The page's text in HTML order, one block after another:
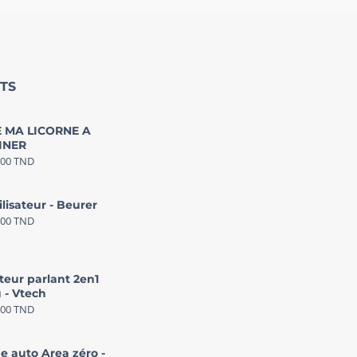
MA LICORNE A
TND
- Beurer
TND
parlant 2en1
- Vtech
TND
auto Area zéro -